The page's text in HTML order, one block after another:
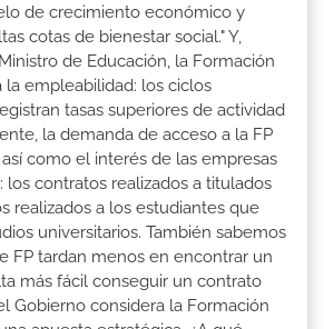
de crecimiento económico y
cotas de bienestar social." Y,
de Educación, la Formación
la empleabilidad: los ciclos
tasas superiores de actividad
la demanda de acceso a la FP
como el interés de las empresas
los contratos realizados a titulados
realizados a los estudiantes que
universitarios. También sabemos
FP tardan menos en encontrar un
más fácil conseguir un contrato
Gobierno considera la Formación